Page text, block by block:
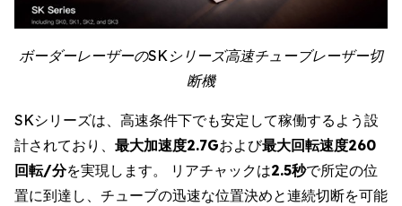
ボーダーレーザーのSKシリーズ高速チューブレーザー切
断機
SKシリーズは、高速条件下でも安定して稼働するよう設
計されており、 最大加速度2.7Gおよび最大回転速度260
回転/分を実現します。 リアチャックは2.5秒で所定の位
置に到達し、チューブの迅速な位置決めと連続切断を可能